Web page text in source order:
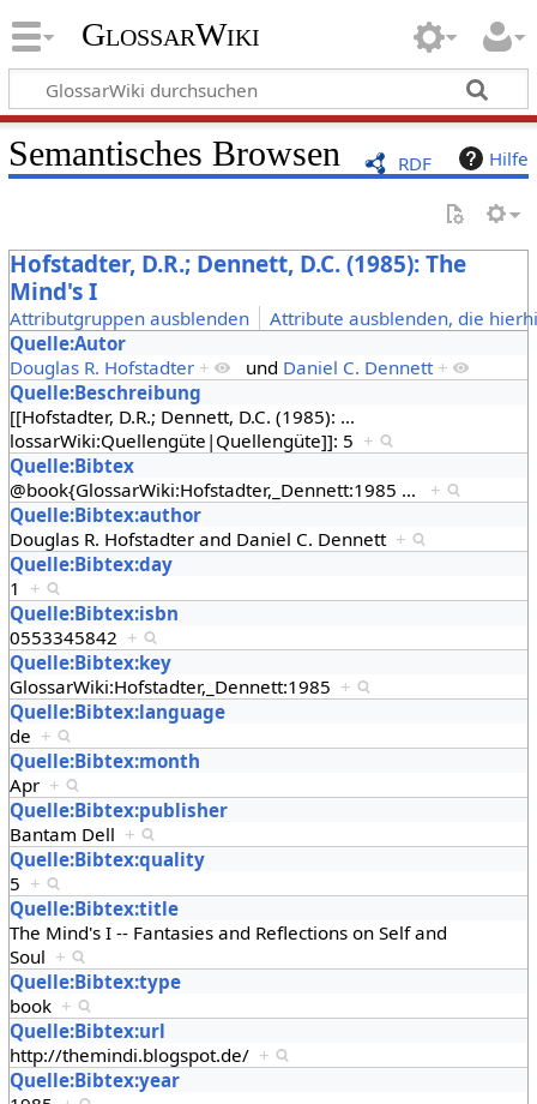
GlossarWiki
RDF Hilfe
Semantisches Browsen
Hofstadter, D.R.; Dennett, D.C. (1985): The
Mind's I
Attributgruppen ausblenden
Attribute ausblenden, die
Quelle:Autor
Douglas R. Hofstadter + und Daniel C. Dennett +
Quelle:Beschreibung
[[Hofstadter, D.R.; Dennett, D.C. (1985): …
lossarWiki:Quellengüte|Quellengüte]]: 5 +
Quelle:Bibtex
@book{GlossarWiki:Hofstadter,_Dennett:1985 …
+
Quelle:Bibtex:author
Douglas R. Hofstadter and Daniel C. Dennett +
Quelle:Bibtex:day
1 +
Quelle:Bibtex:isbn
0553345842 +
Quelle:Bibtex:key
GlossarWiki:Hofstadter,_Dennett:1985 +
Quelle:Bibtex:language
de +
Quelle:Bibtex:month
Apr +
Quelle:Bibtex:publisher
Bantam Dell +
Quelle:Bibtex:quality
5 +
Quelle:Bibtex:title
The Mind's I -- Fantasies and Reflections on Self and
Soul +
Quelle:Bibtex:type
book +
Quelle:Bibtex:url
http://themindi.blogspot.de/ +
Quelle:Bibtex:year